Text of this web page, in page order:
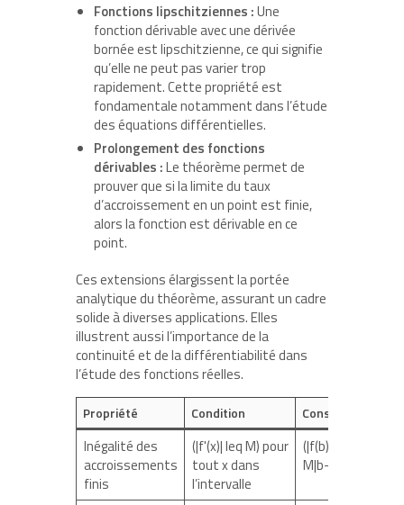
Fonctions lipschitziennes :Une
fonction dérivable avec une dérivée
bornée est lipschitzienne, ce qui signifie
qu’elle ne peut pas varier trop
rapidement. Cette propriété est
fondamentale notamment dans l’étude
des équations différentielles.
Prolongement des fonctions
dérivables :Le théorème permet de
prouver que si la limite du taux
d’accroissement en un point est finie,
alors la fonction est dérivable en ce
point.
Ces extensions élargissent la portée
analytique du théorème, assurant un cadre
solide à diverses applications. Elles
illustrent aussi l’importance de la
continuité et de la différentiabilité dans
l’étude des fonctions réelles.
Propriété Condition Conséquence
Inégalité des
accroissements
finis
(|f'(x)| leq M) pour
tout x dans
l’intervalle
(|f(b)-f(a)| leq
M|b-a|)